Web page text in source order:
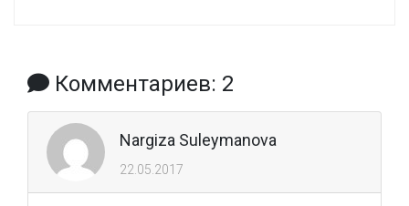
Комментариев: 2
Nargiza Suleymanova
22.05.2017